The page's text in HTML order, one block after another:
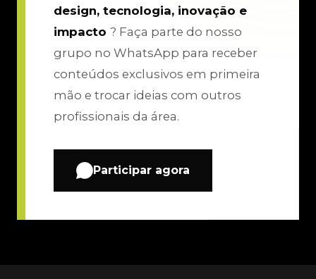
design, tecnologia, inovação e
impacto ? Faça parte do nosso
grupo no WhatsApp para receber
conteúdos exclusivos em primeira
mão e trocar ideias com outros
profissionais da área.
Participar agora